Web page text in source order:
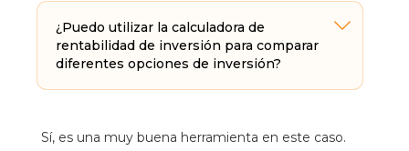
¿Puedo utilizar la calculadora de
rentabilidad de inversión para comparar
diferentes opciones de inversión?
Sí, es una muy buena herramienta en este caso.